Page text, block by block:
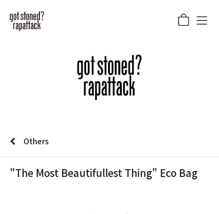
Others
"The Most Beautifullest Thing" Eco Bag